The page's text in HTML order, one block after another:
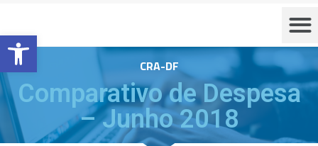
Barra de Ferramentas Aberta
CRA-DF
Comparativo de Despesa
– Junho 2018